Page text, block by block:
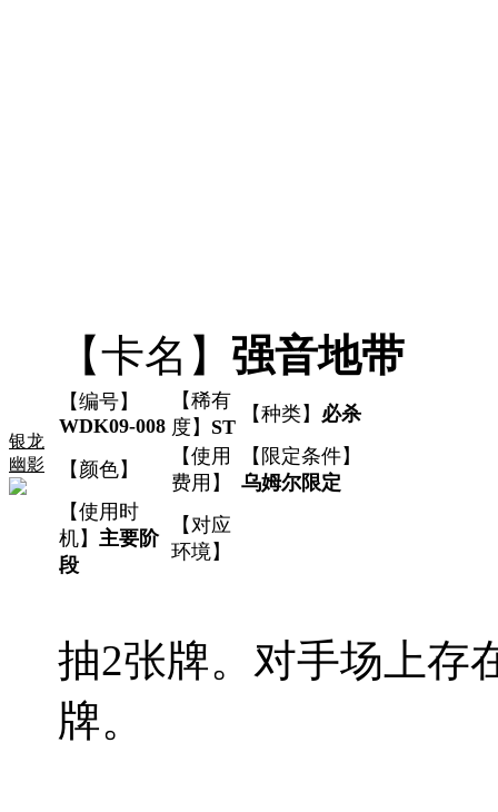
银龙
幽影
【卡名】 强音地带
【编号】
WDK09-008
【稀有
度】 ST
【种类】 必杀
【颜色】
【使用
费用】
【限定条件】
乌姆尔限定
【使用时
机】 主要阶
段
【对应
环境】
抽2张牌。对手场上存
牌。